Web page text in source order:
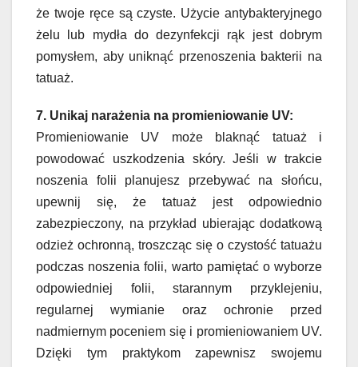
że twoje ręce są czyste. Użycie antybakteryjnego
żelu lub mydła do dezynfekcji rąk jest dobrym
pomysłem, aby uniknąć przenoszenia bakterii na
tatuaż.
7. Unikaj narażenia na promieniowanie UV:
Promieniowanie UV może blaknąć tatuaż i
powodować uszkodzenia skóry. Jeśli w trakcie
noszenia folii planujesz przebywać na słońcu,
upewnij się, że tatuaż jest odpowiednio
zabezpieczony, na przykład ubierając dodatkową
odzież ochronną, troszcząc się o czystość tatuażu
podczas noszenia folii, warto pamiętać o wyborze
odpowiedniej folii, starannym przyklejeniu,
regularnej wymianie oraz ochronie przed
nadmiernym poceniem się i promieniowaniem UV.
Dzięki tym praktykom zapewnisz swojemu